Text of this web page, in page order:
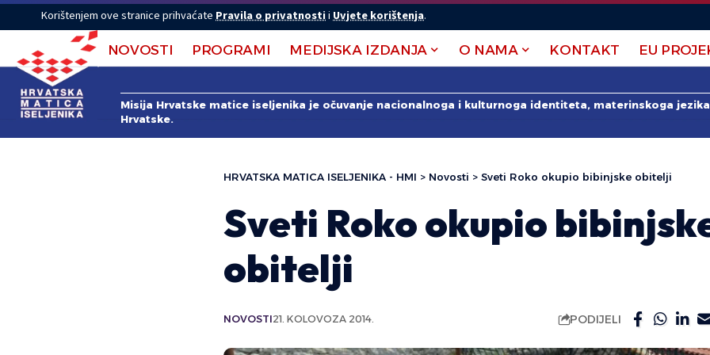
Korištenjem ove stranice prihvaćate Pravila o privatnostii Uvjete korištenja.
NOVOSTI PROGRAMI MEDIJSKA IZDANJA O NAMA KONTAKT EU
Misija Hrvatske matice iseljenika je očuvanje nacionalnoga i kulturnoga identiteta, materinskoga
Hrvatske.
HRVATSKA MATICA ISELJENIKA - HMI > Novosti > Sveti Roko okupio bibinjske obitelji
Sveti Roko okupio
obitelji
NOVOSTI21. KOLOVOZA 2014. PODIJELI